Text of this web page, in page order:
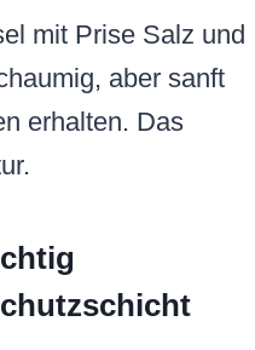
mit Prise Salz und
aber sanft
erhalten. Das